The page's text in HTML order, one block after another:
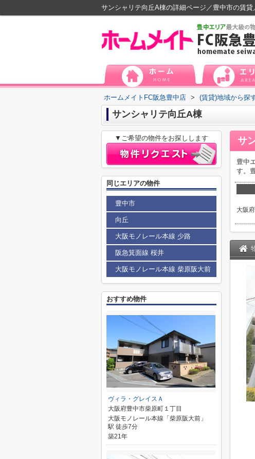
サンシャリテ向丘A棟の詳細ページ／豊中市の賃
ホームメイトFC阪急豊中店 > (賃貸)地域から探
サンシャリテ向丘A棟
サ
豊中
す。
大阪府
▼ご希望の物件をお探しします
同じエリアの物件
豊中市
向丘
大阪モノレール本線 少路
阪急箕面線 桜井
大阪モノレール本線 柴原阪大前
おすすめ物件
ヴィラ・グレイスＡ
大阪府豊中市柴原町１丁目
大阪モノレール本線「柴原阪大前」
駅 徒歩7分
築21年